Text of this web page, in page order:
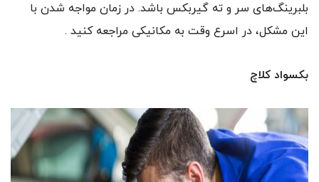
بلبرینگ‌های سر و ته گیربکس باشد. در زمان مواجه شدن با
این مشکل، در اسرع وقت به مکانیکی مراجعه کنید .
بکسواد کلاچ